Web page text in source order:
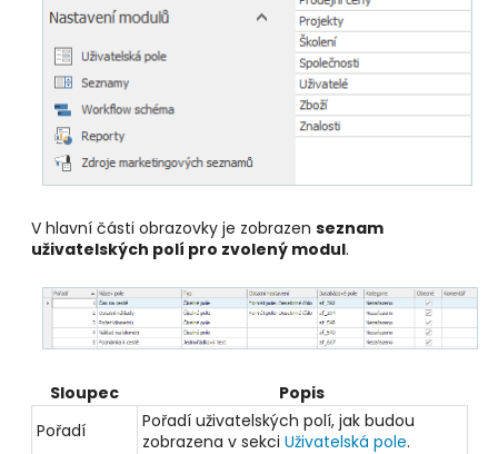
V hlavní části obrazovky je zobrazen seznam
uživatelských polí pro zvolený modul.
Sloupec
Popis
Pořadí
Pořadí uživatelských polí, jak budou
zobrazena v sekciUživatelská pole.